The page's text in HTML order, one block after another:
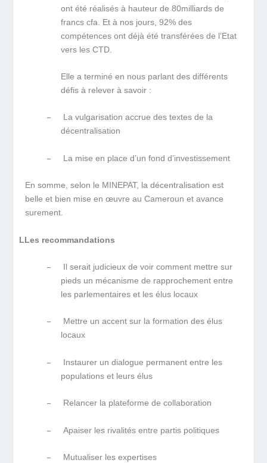
ont été réalisés à hauteur de 80milliards de
francs cfa. Et à nos jours, 92% des
compétences ont déjà été transférées de l’Etat
vers les CTD.
Elle a terminé en nous parlant des différents
défis à relever à savoir :
–
La vulgarisation accrue des textes de la
décentralisation
– La mise en place d’un fond d’investissement
En somme, selon le MINEPAT, la décentralisation est
belle et bien mise en œuvre au Cameroun et avance
surement.
LLes recommandations
–
Il serait judicieux de voir comment mettre sur
pieds un mécanisme de rapprochement entre
les parlementaires et les élus locaux
–
Mettre un accent sur la formation des élus
locaux
–
Instaurer un dialogue permanent entre les
populations et leurs élus
– Relancer la plateforme de collaboration
– Apaiser les rivalités entre partis politiques
– Mutualiser les expertises